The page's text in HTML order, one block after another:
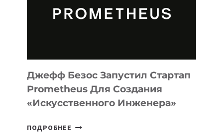
ДЛЯ
ПРОГРАММИРОВАНИЯ
И
LINUX
Джефф Безос Запустил Стартап
Prometheus Для Создания
«искусственного Инженера»
ПОДРОБНЕЕ ДЖЕФФ